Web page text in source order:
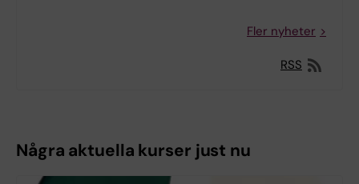
Fler nyheter
RSS
Några aktuella kurser just nu